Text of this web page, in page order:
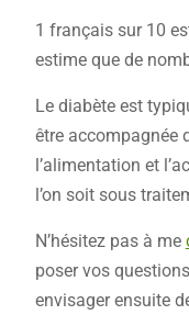
1 français sur 10
estime que de
Le diabète est
être accompagnée
l’alimentation et
l’on soit sous
N’hésitez pas à me
poser vos
envisager ensuite